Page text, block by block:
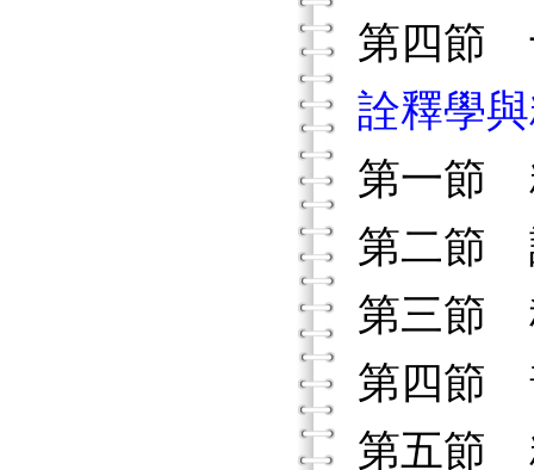
第四節
詮釋學
第一節
第二節
第三節
第四節
第五節